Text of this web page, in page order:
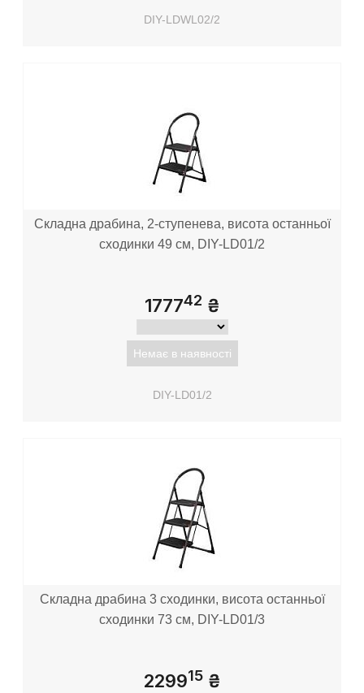
DIY-LDWL02/2
Складна драбина, 2-ступенева, висота останньої
сходинки 49 см, DIY-LD01/2
177742 ₴
Немає в наявності
DIY-LD01/2
Складна драбина 3 сходинки, висота останньої
сходинки 73 см, DIY-LD01/3
229915 ₴